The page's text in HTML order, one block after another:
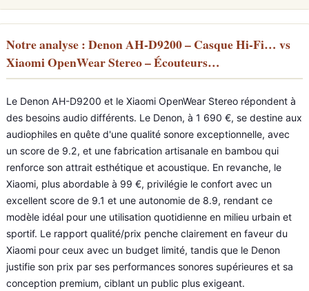
Notre analyse : Denon AH-D9200 – Casque Hi-Fi… vs
Xiaomi OpenWear Stereo – Écouteurs…
Le Denon AH-D9200 et le Xiaomi OpenWear Stereo répondent à
des besoins audio différents. Le Denon, à 1 690 €, se destine aux
audiophiles en quête d'une qualité sonore exceptionnelle, avec
un score de 9.2, et une fabrication artisanale en bambou qui
renforce son attrait esthétique et acoustique. En revanche, le
Xiaomi, plus abordable à 99 €, privilégie le confort avec un
excellent score de 9.1 et une autonomie de 8.9, rendant ce
modèle idéal pour une utilisation quotidienne en milieu urbain et
sportif. Le rapport qualité/prix penche clairement en faveur du
Xiaomi pour ceux avec un budget limité, tandis que le Denon
justifie son prix par ses performances sonores supérieures et sa
conception premium, ciblant un public plus exigeant.